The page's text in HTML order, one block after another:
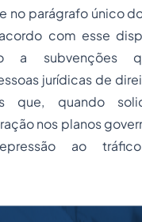
no parágrafo único
com esse
a subvenções
jurídicas de
que, quando
nos planos
ao